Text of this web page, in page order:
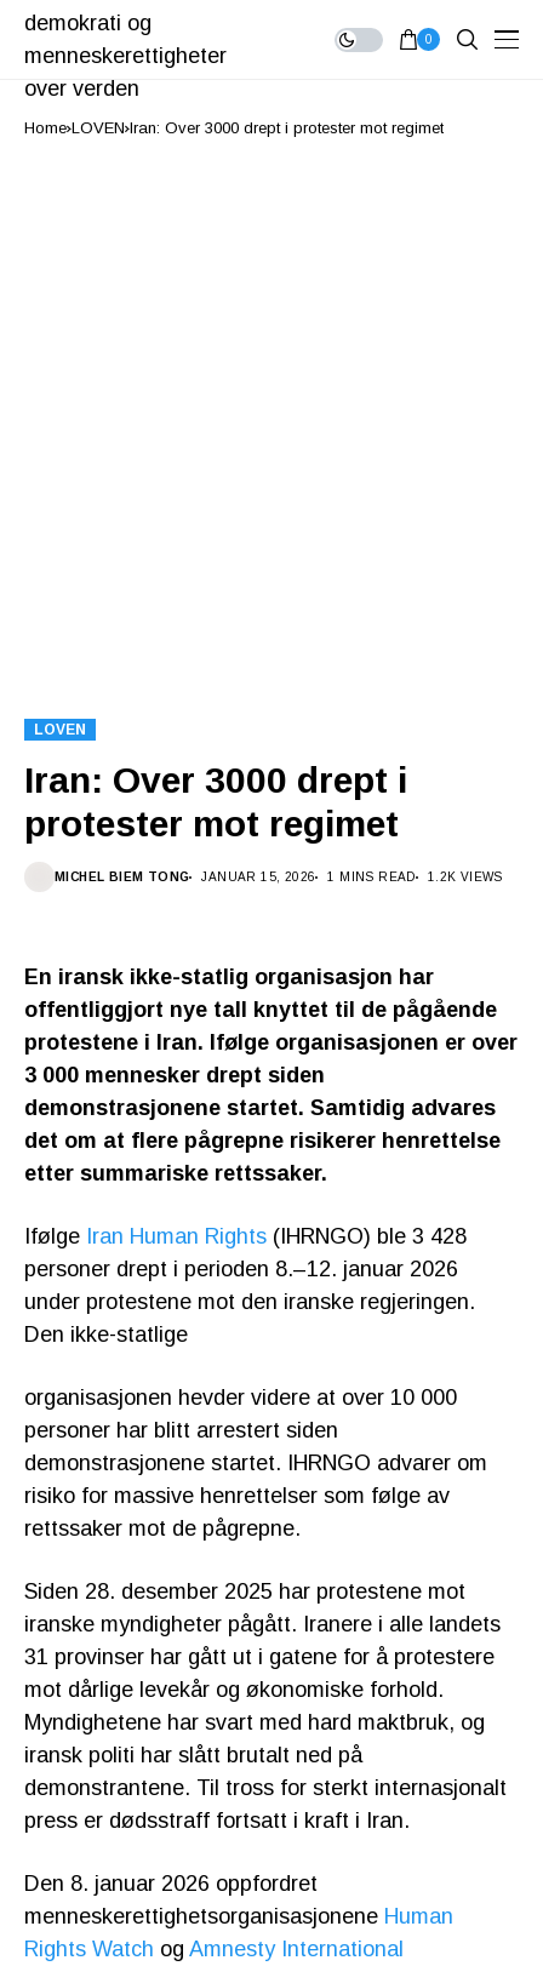
0
Home LOVEN Iran: Over 3000 drept i protester mot regimet
LOVEN
Iran: Over 3000 drept i
protester mot regimet
MICHEL BIEM TONG JANUAR 15, 2026 1 MINS READ 1.2K VIEWS
En iransk ikke-statlig organisasjon har
offentliggjort nye tall knyttet til de pågående
protestene i Iran. Ifølge organisasjonen er over
3 000 mennesker drept siden
demonstrasjonene startet. Samtidig advares
det om at flere pågrepne risikerer henrettelse
etter summariske rettssaker.
Ifølge Iran Human Rights (IHRNGO) ble 3 428
personer drept i perioden 8.–12. januar 2026
under protestene mot den iranske regjeringen.
Den ikke-statlige
organisasjonen hevder videre at over 10 000
personer har blitt arrestert siden
demonstrasjonene startet. IHRNGO advarer om
risiko for massive henrettelser som følge av
rettssaker mot de pågrepne.
Siden 28. desember 2025 har protestene mot
iranske myndigheter pågått. Iranere i alle landets
31 provinser har gått ut i gatene for å protestere
mot dårlige levekår og økonomiske forhold.
Myndighetene har svart med hard maktbruk, og
iransk politi har slått brutalt ned på
demonstrantene. Til tross for sterkt internasjonalt
press er dødsstraff fortsatt i kraft i Iran.
Den 8. januar 2026 oppfordret
menneskerettighetsorganisasjonene Human
Rights Watch og Amnesty International